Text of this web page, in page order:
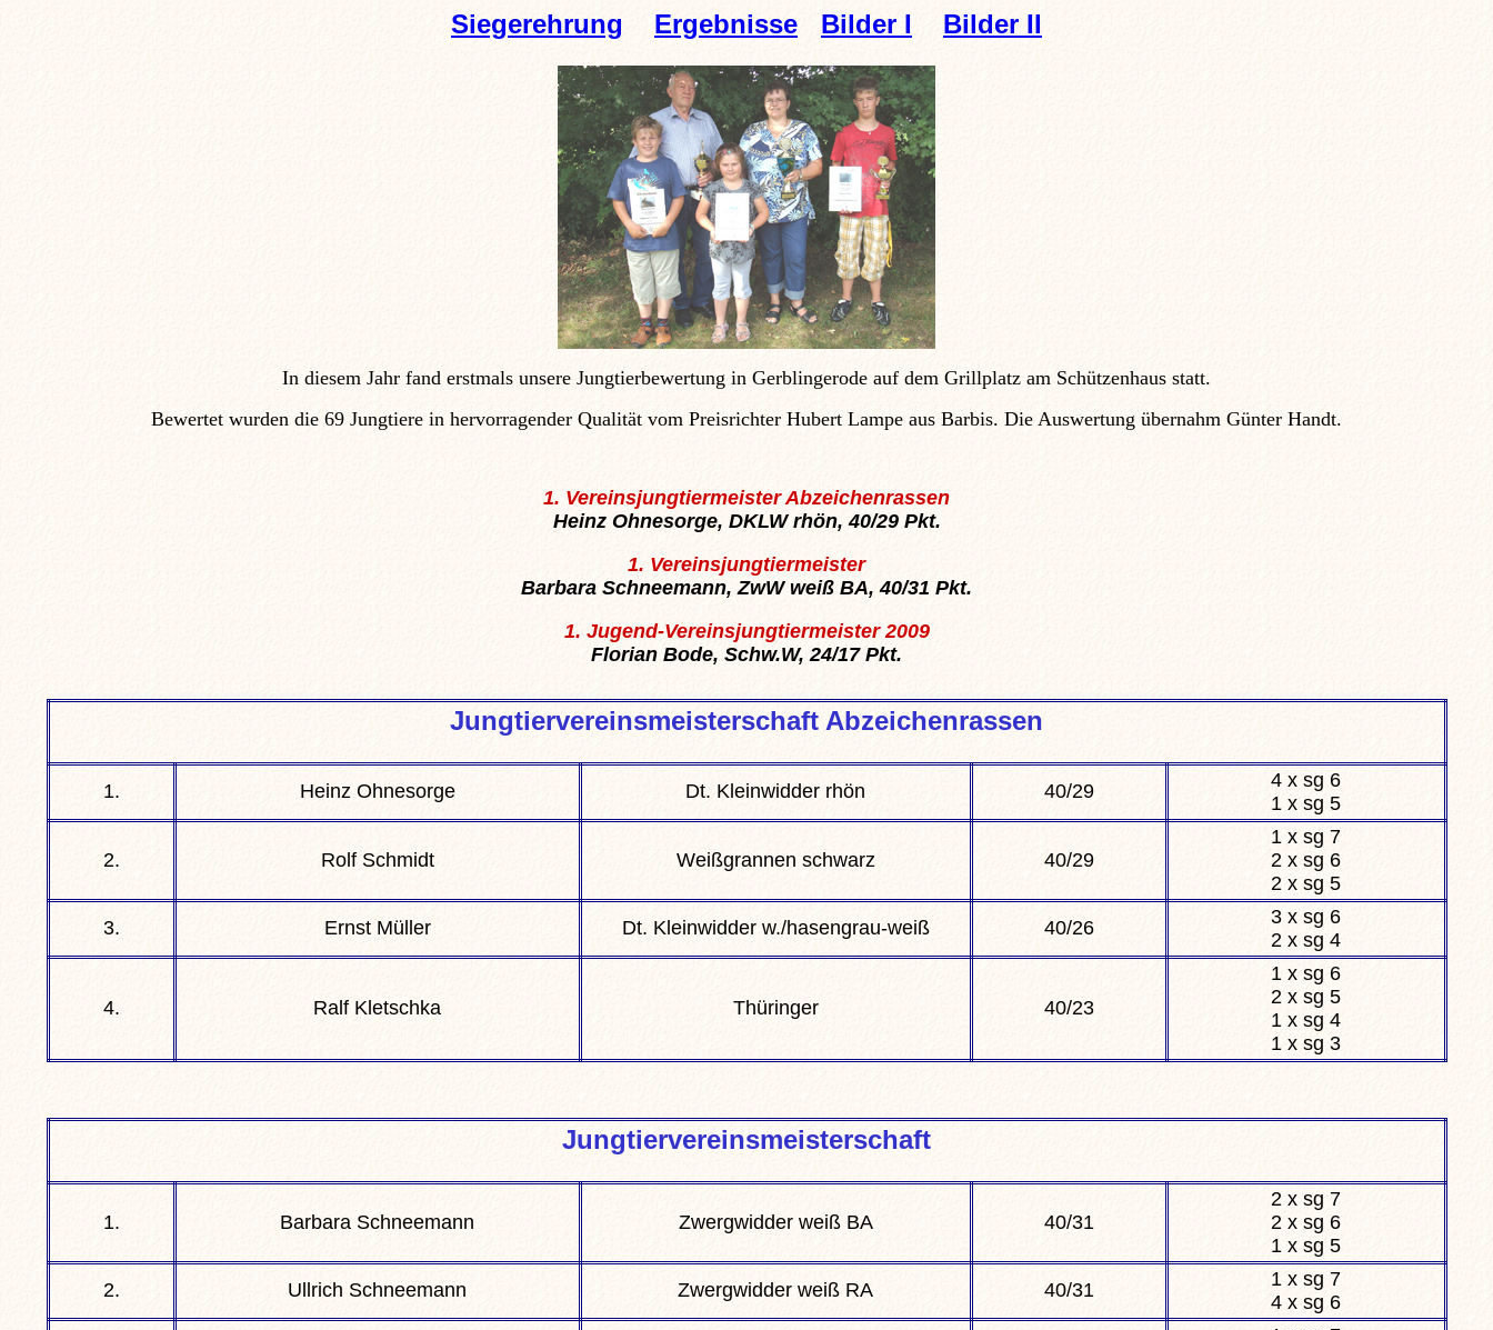
Siegerehrung Ergebnisse Bilder I Bilder II
In diesem Jahr fand erstmals unsere Jungtierbewertung in Gerblingerode auf dem Grillplatz am Schützenhaus statt.
Bewertet wurden die 69 Jungtiere in hervorragender Qualität vom Preisrichter Hubert Lampe aus Barbis. Die Auswertung übernahm Günter Handt.
1. Vereinsjungtiermeister Abzeichenrassen
Heinz Ohnesorge, DKLW rhön, 40/29 Pkt.
1. Vereinsjungtiermeister
Barbara Schneemann, ZwW weiß BA, 40/31 Pkt.
1. Jugend-Vereinsjungtiermeister 2009
Florian Bode, Schw.W, 24/17 Pkt.
Jungtiervereinsmeisterschaft Abzeichenrassen
1. Heinz Ohnesorge Dt. Kleinwidder rhön 40/29
4 x sg 6
1 x sg 5
2. Rolf Schmidt Weißgrannen schwarz 40/29
1 x sg 7
2 x sg 6
2 x sg 5
3.
Ernst Müller Dt. Kleinwidder w./hasengrau-weiß 40/26
3 x sg 6
2 x sg 4
4. Ralf Kletschka Thüringer 40/23
1 x sg 6
2 x sg 5
1 x sg 4
1 x sg 3
Jungtiervereinsmeisterschaft
1. Barbara Schneemann Zwergwidder weiß BA 40/31
2 x sg 7
2 x sg 6
1 x sg 5
2.
Ullrich Schneemann Zwergwidder weiß RA 40/31
1 x sg 7
4 x sg 6